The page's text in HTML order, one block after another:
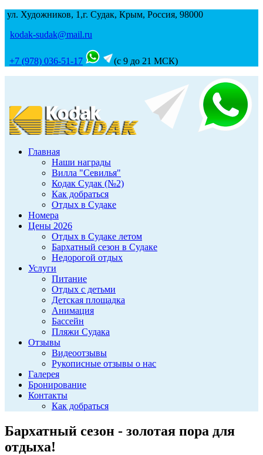
ул. Художников, 1,г. Судак, Крым, Россия, 98000
kodak-sudak@mail.ru
+7 (978) 036-51-17 (с 9 до 21 МСК)
Главная
Наши награды
Вилла "Севилья"
Кодак Судак (№2)
Как добраться
Отдых в Судаке
Номера
Цены 2026
Отдых в Судаке летом
Бархатный сезон в Судаке
Недорогой отдых
Услуги
Питание
Отдых с детьми
Детская площадка
Анимация
Бассейн
Пляжи Судака
Отзывы
Видеоотзывы
Рукописные отзывы о нас
Галерея
Бронирование
Контакты
Как добраться
Бархатный сезон - золотая пора для
отдыха!